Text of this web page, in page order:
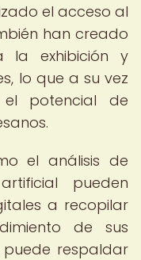
el acceso al
han creado
la exhibición y
lo que a su vez
potencial de
el análisis de
pueden
a recopilar
de sus
respaldar